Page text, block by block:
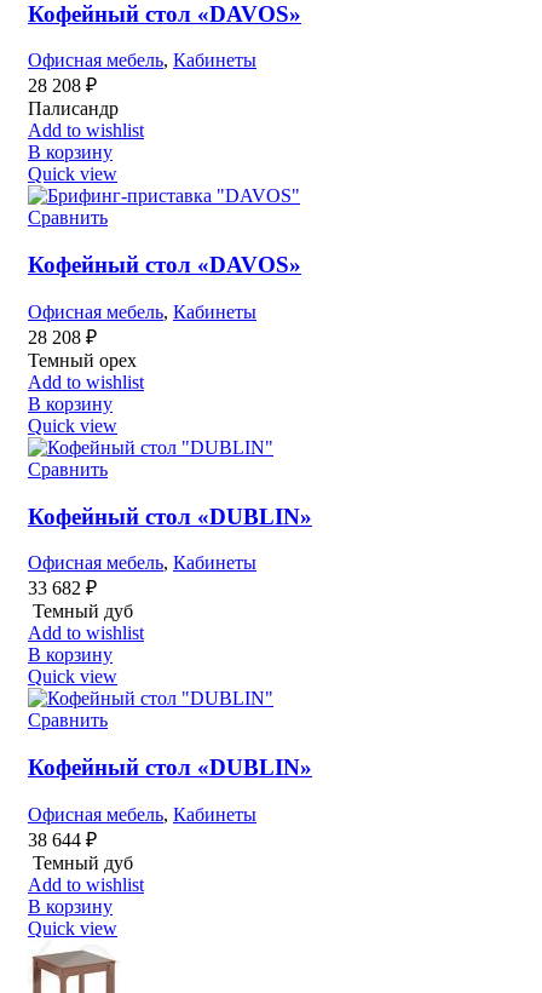
Кофейный стол «DAVOS»
Офисная мебель, Кабинеты
28 208 ₽
Палисандр
Add to wishlist
В корзину
Quick view
Сравнить
Кофейный стол «DAVOS»
Офисная мебель, Кабинеты
28 208 ₽
Темный орех
Add to wishlist
В корзину
Quick view
Сравнить
Кофейный стол «DUBLIN»
Офисная мебель, Кабинеты
33 682 ₽
Темный дуб
Add to wishlist
В корзину
Quick view
Сравнить
Кофейный стол «DUBLIN»
Офисная мебель, Кабинеты
38 644 ₽
Темный дуб
Add to wishlist
В корзину
Quick view